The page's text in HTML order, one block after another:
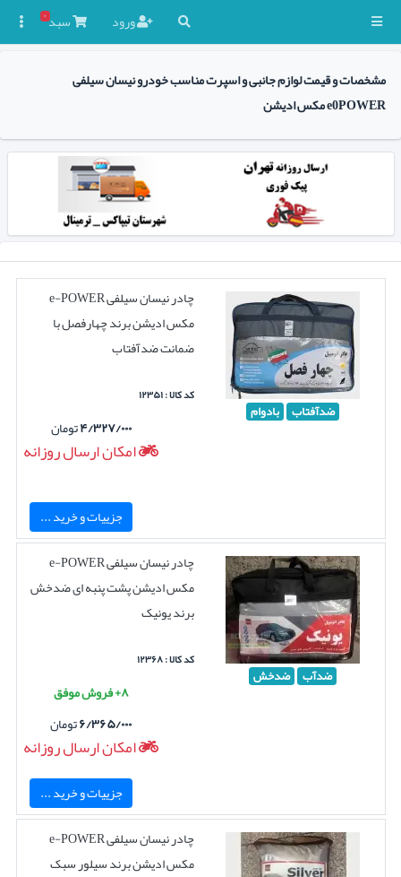
ورود سبد۰
مشخصات و قیمت لوازم جانبی و اسپرت مناسب خودرو نیسان سیلفی
e0POWER مکس ادیشن
ضدآفتاب بادوام
چادر نیسان سیلفی e-POWER
مکس ادیشن برند چهارفصل با
ضمانت ضدآفتاب
کد کالا : ۱۲۳۵۱
۴/۳۲۷/۰۰۰تومان
امکان ارسال روزانه
جزییات و خرید ...
ضدآب ضدخش
چادر نیسان سیلفی e-POWER
مکس ادیشن پشت پنبه ای ضدخش
برند یونیک
کد کالا : ۱۲۳۶۸
۸+ فروش موفق
۶/۳۶۵/۰۰۰تومان
امکان ارسال روزانه
جزییات و خرید ...
چادر نیسان سیلفی e-POWER
مکس ادیشن برند سیلور سبک